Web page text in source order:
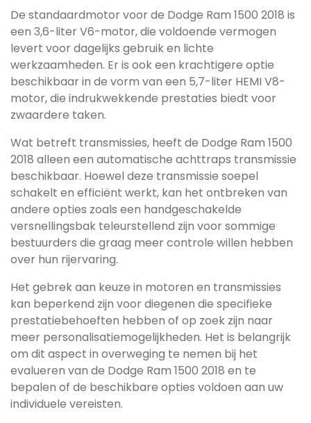
De standaardmotor voor de Dodge Ram 1500 2018 is
een 3,6-liter V6-motor, die voldoende vermogen
levert voor dagelijks gebruik en lichte
werkzaamheden. Er is ook een krachtigere optie
beschikbaar in de vorm van een 5,7-liter HEMI V8-
motor, die indrukwekkende prestaties biedt voor
zwaardere taken.
Wat betreft transmissies, heeft de Dodge Ram 1500
2018 alleen een automatische achttraps transmissie
beschikbaar. Hoewel deze transmissie soepel
schakelt en efficiënt werkt, kan het ontbreken van
andere opties zoals een handgeschakelde
versnellingsbak teleurstellend zijn voor sommige
bestuurders die graag meer controle willen hebben
over hun rijervaring.
Het gebrek aan keuze in motoren en transmissies
kan beperkend zijn voor diegenen die specifieke
prestatiebehoeften hebben of op zoek zijn naar
meer personalisatiemogelijkheden. Het is belangrijk
om dit aspect in overweging te nemen bij het
evalueren van de Dodge Ram 1500 2018 en te
bepalen of de beschikbare opties voldoen aan uw
individuele vereisten.